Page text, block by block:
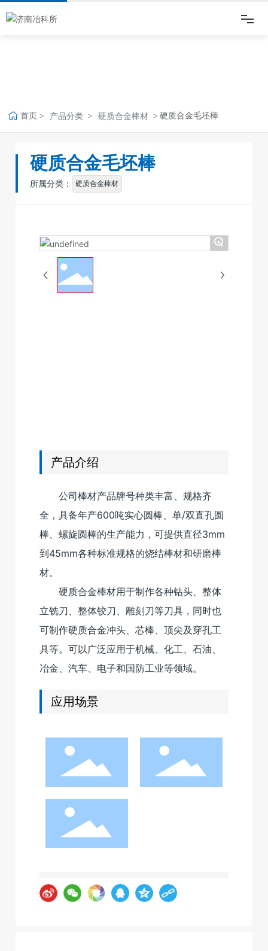
新闻动态
产品中心
品质保证
企业文化
联系我们
首页 产品分类 硬质合金棒材 硬质合金毛坯棒
硬质合金毛坯棒
所属分类： 硬质合金棒材
+
产品介绍
公司棒材产品牌号种类丰富、规格齐
全，具备年产600吨实心圆棒、单/双直孔圆
棒、螺旋圆棒的生产能力，可提供直径3mm
到45mm各种标准规格的烧结棒材和研磨棒
材。
硬质合金棒材用于制作各种钻头、整体
立铣刀、整体铰刀、雕刻刀等刀具，同时也
可制作硬质合金冲头、芯棒、顶尖及穿孔工
具等。可以广泛应用于机械、化工、石油、
冶金、汽车、电子和国防工业等领域。
应用场景